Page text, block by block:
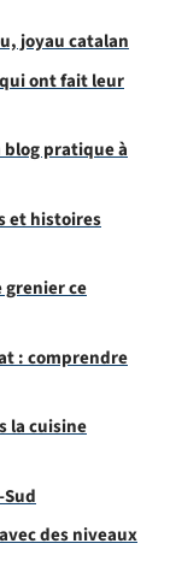
joyau catalan
ont fait leur
blog pratique à
et histoires
grenier ce
: comprendre
la cuisine
des niveaux